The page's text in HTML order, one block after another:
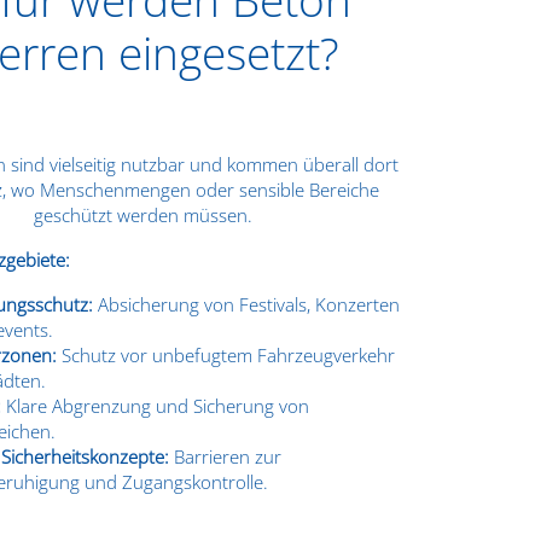
eingesetzt?
sind vielseitig nutzbar und kommen überall dort
wo Menschenmengen oder sensible Bereiche
geschützt werden müssen.
Absicherung von Festivals, Konzerten
Schutz vor unbefugtem Fahrzeugverkehr
Klare Abgrenzung und Sicherung von
Barrieren zur
und Zugangskontrolle.